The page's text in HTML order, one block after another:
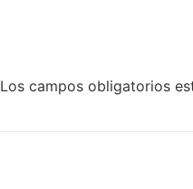
Los campos obligatorios